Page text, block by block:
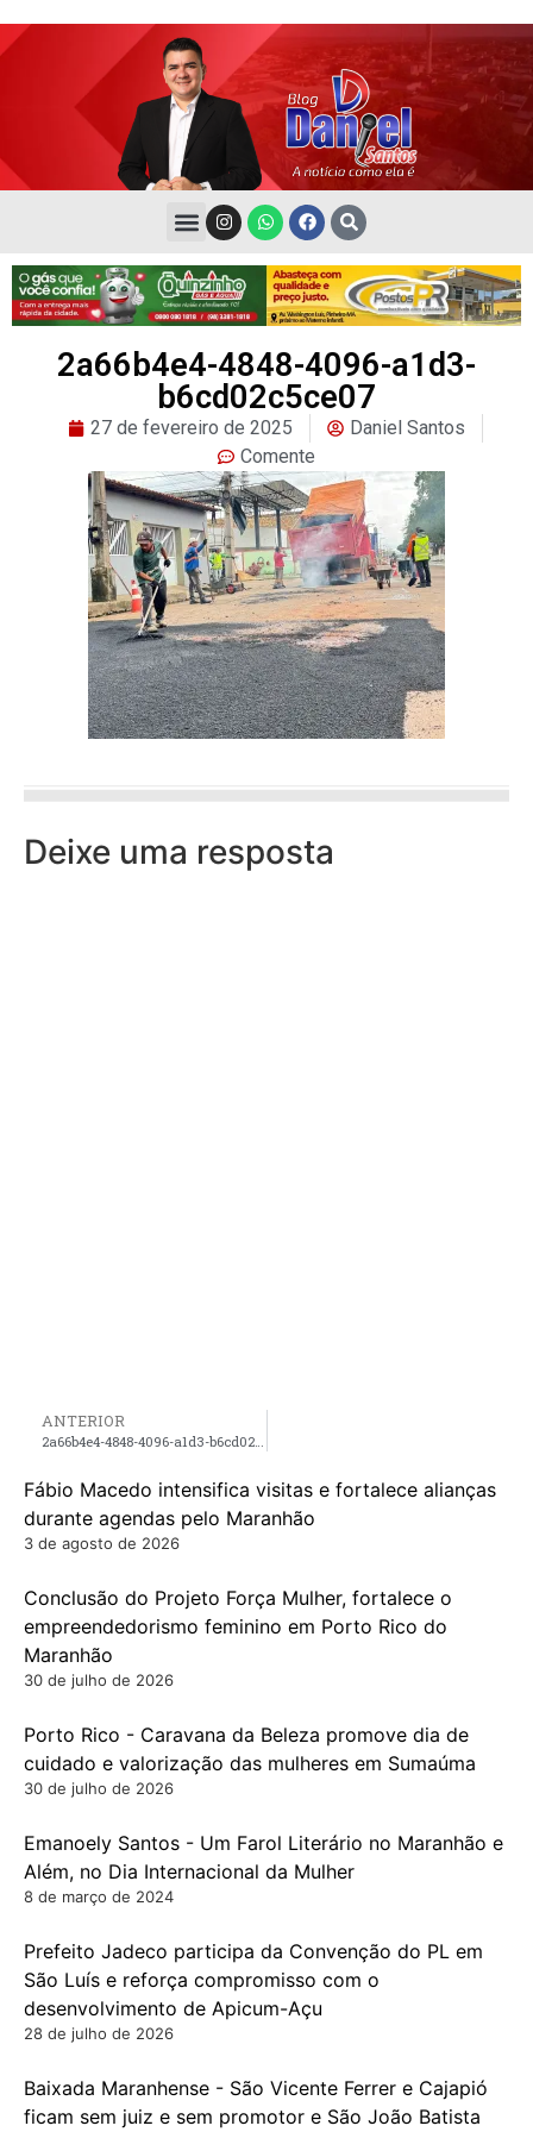
2a66b4e4-4848-4096-a1d3-
b6cd02c5ce07
27 de fevereiro de 2025
Daniel Santos
Comente
Deixe uma resposta
ANTERIOR
2a66b4e4-4848-4096-a1d3-b6cd02c5ce07
Fábio Macedo intensifica visitas e fortalece alianças
durante agendas pelo Maranhão
3 de agosto de 2026
Conclusão do Projeto Força Mulher, fortalece o
empreendedorismo feminino em Porto Rico do
Maranhão
30 de julho de 2026
Porto Rico - Caravana da Beleza promove dia de
cuidado e valorização das mulheres em Sumaúma
30 de julho de 2026
Emanoely Santos - Um Farol Literário no Maranhão e
Além, no Dia Internacional da Mulher
8 de março de 2024
Prefeito Jadeco participa da Convenção do PL em
São Luís e reforça compromisso com o
desenvolvimento de Apicum-Açu
28 de julho de 2026
Baixada Maranhense - São Vicente Ferrer e Cajapió
ficam sem juiz e sem promotor e São João Batista